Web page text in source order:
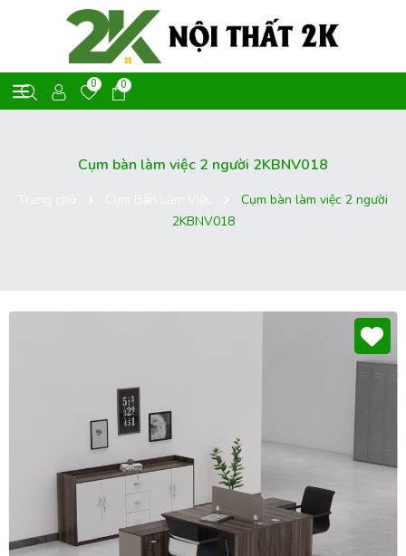
0 0
Cụm bàn làm việc 2 người 2KBNV018
Cụm bàn làm việc 2 người
2KBNV018